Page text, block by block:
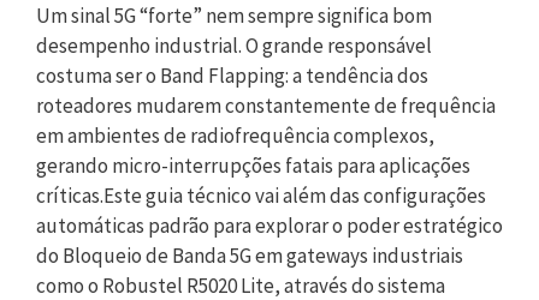
Um sinal 5G “forte” nem sempre significa bom
desempenho industrial. O grande responsável
costuma ser o Band Flapping: a tendência dos
roteadores mudarem constantemente de frequência
em ambientes de radiofrequência complexos,
gerando micro-interrupções fatais para aplicações
críticas.Este guia técnico vai além das configurações
automáticas padrão para explorar o poder estratégico
do Bloqueio de Banda 5G em gateways industriais
como o Robustel R5020 Lite, através do sistema